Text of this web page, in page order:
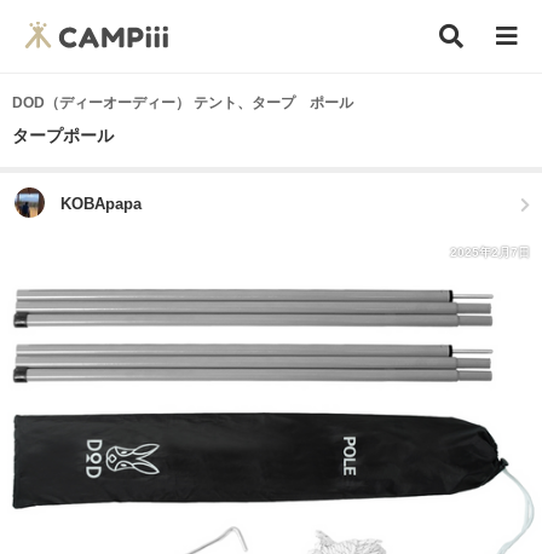
DOD（ディーオーディー） テント、タープ ポール
タープポール
KOBApapa
2025年2月7日